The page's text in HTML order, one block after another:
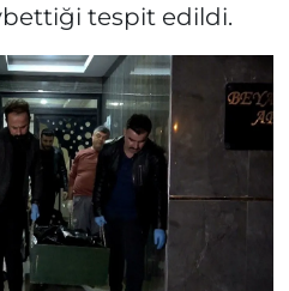
tespit edildi.